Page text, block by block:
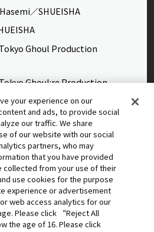
／SHUEISHA
Ghoul Production
Ghoul:re Production
Project
SHUEISHA,Chained Soldier
Yomiuri TV, Sunrise
MAPPA
MAN PROJECT ©Tatsuki
your experience on our
and ads, to provide social
our traffic. We share
of our website with our social
partners, who may
that you have provided
collected from your use of their
use cookies for the purpose
experience or advertisement
web access analytics for our
Please click “Reject All
the age of 16. Please click